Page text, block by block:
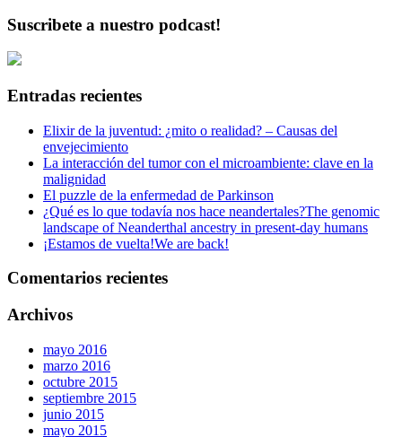
Suscribete a nuestro podcast!
Entradas recientes
Elixir de la juventud: ¿mito o realidad? – Causas del
envejecimiento
La interacción del tumor con el microambiente: clave en la
malignidad
El puzzle de la enfermedad de Parkinson
¿Qué es lo que todavía nos hace neandertales?The genomic
landscape of Neanderthal ancestry in present-day humans
¡Estamos de vuelta!We are back!
Comentarios recientes
Archivos
mayo 2016
marzo 2016
octubre 2015
septiembre 2015
junio 2015
mayo 2015